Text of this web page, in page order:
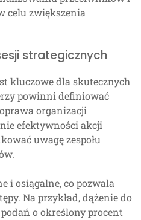
celu zwiększenia
strategicznych
kluczowe dla skutecznych
powinni definiować
organizacji
efektywności akcji
uwagę zespołu
i osiągalne, co pozwala
Na przykład, dążenie do
o określony procent